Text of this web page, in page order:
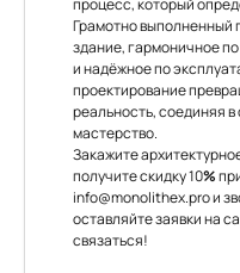
процесс, который
Грамотно выполненный
здание, гармоничное
и надёжное по
проектирование
реальность, соединяя
мастерство.
Закажите
получите скидку 10%
info@monolithex.proи
оставляйте заявки на
связаться!